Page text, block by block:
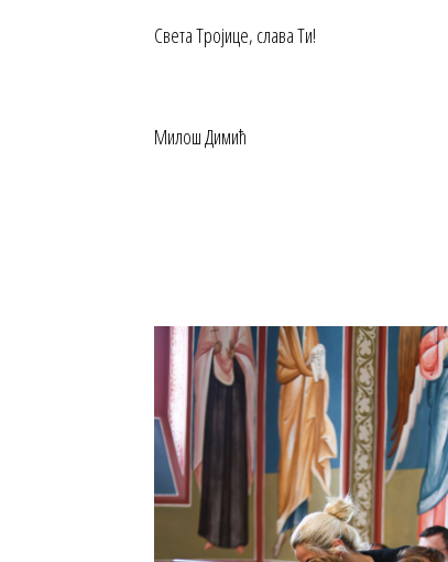
Света Тројице, слава Ти!
Милош Димић